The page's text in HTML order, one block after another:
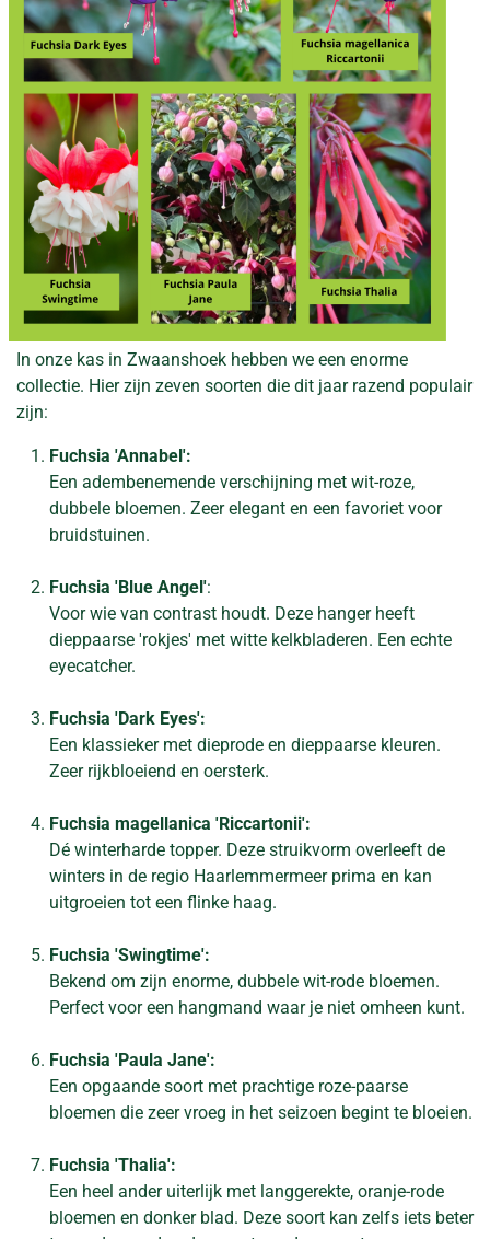
In onze kas in Zwaanshoek hebben we een enorme
collectie. Hier zijn zeven soorten die dit jaar razend populair
zijn:
Fuchsia 'Annabel':
Een adembenemende verschijning met wit-roze,
dubbele bloemen. Zeer elegant en een favoriet voor
bruidstuinen.
Fuchsia 'Blue Angel':
Voor wie van contrast houdt. Deze hanger heeft
dieppaarse 'rokjes' met witte kelkbladeren. Een echte
eyecatcher.
Fuchsia 'Dark Eyes':
Een klassieker met dieprode en dieppaarse kleuren.
Zeer rijkbloeiend en oersterk.
Fuchsia magellanica 'Riccartonii':
Dé winterharde topper. Deze struikvorm overleeft de
winters in de regio Haarlemmermeer prima en kan
uitgroeien tot een flinke haag.
Fuchsia 'Swingtime':
Bekend om zijn enorme, dubbele wit-rode bloemen.
Perfect voor een hangmand waar je niet omheen kunt.
Fuchsia 'Paula Jane':
Een opgaande soort met prachtige roze-paarse
bloemen die zeer vroeg in het seizoen begint te bloeien.
Fuchsia 'Thalia':
Een heel ander uiterlijk met langgerekte, oranje-rode
bloemen en donker blad. Deze soort kan zelfs iets beter